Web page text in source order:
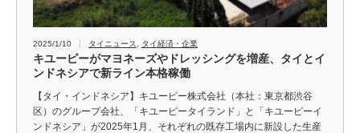
2025/1/10 タイニュース タイ経済・企業
キユーピーがマヨネーズやドレッシングを増産、タイとイ
ンドネシアで新ライン本格稼働
【タイ・インドネシア】キユーピー株式会社（本社：東京都渋谷
区）のグループ会社、「キユーピータイランド」と「キユーピーイ
ンドネシア」が2025年1月、それぞれの既存工場内に新設した生産